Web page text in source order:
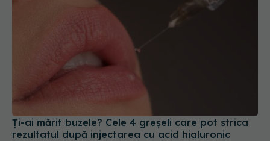
Ți-ai mărit buzele? Cele 4 greșeli care pot strica
rezultatul după injectarea cu acid hialuronic